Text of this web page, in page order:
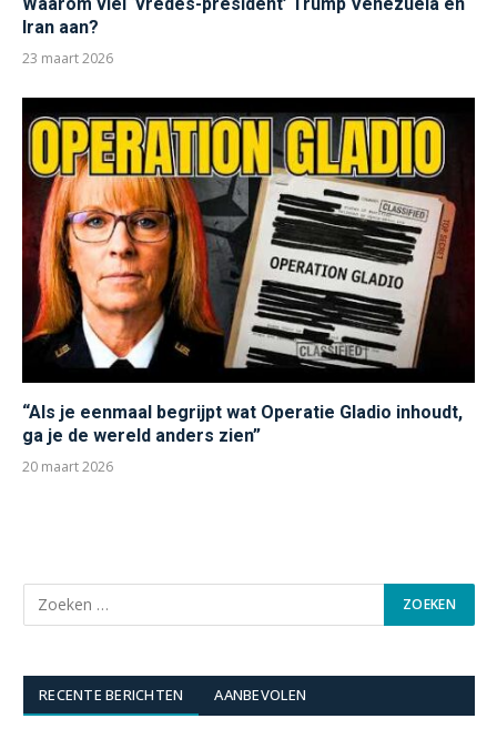
Iran aan?
23 maart 2026
“Als je eenmaal begrijpt wat Operatie Gladio inhoudt,
ga je de wereld anders zien”
20 maart 2026
RECENTE BERICHTEN AANBEVOLEN